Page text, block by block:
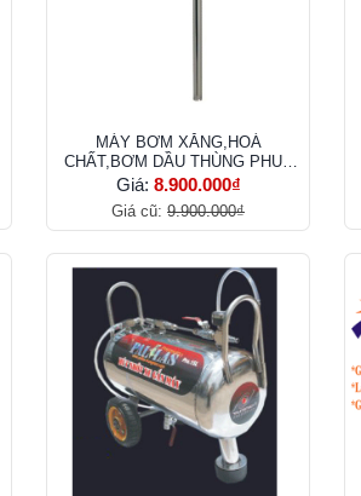
MÁY BƠM XĂNG,HOÁ
CHẤT,BƠM DẦU THÙNG PHUY
HPMM 180L-200L
Giá: 8.900.000₫
Giá cũ: 9.900.000₫